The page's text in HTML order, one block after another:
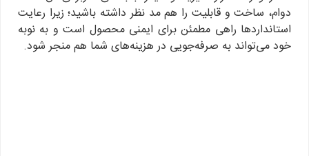
دوام، ساخت و قابلیت را هم مد نظر داشته باشید؛ زیرا رعایت
استانداردها راهی مطمئن برای ایمنی محصول است و به نوبه
خود می‌تواند به صرفه‌جویی در هزینه‌های شما هم منجر شود.